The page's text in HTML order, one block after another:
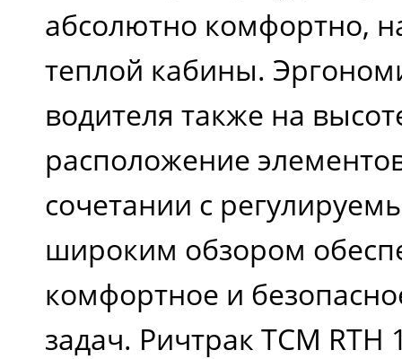
абсолютно комфортно,
теплой кабины.
водителя также на
расположение
сочетании с
широким обзором
комфортное и
задач. Ричтрак TCM RTH